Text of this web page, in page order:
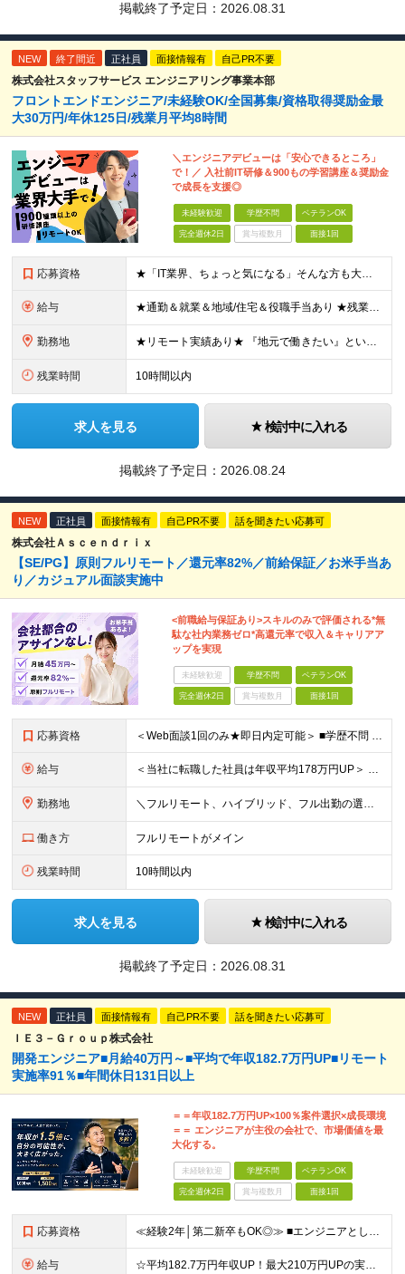
掲載終了予定日： 2026.08.31
NEW 終了間近 正社員 面接情報有 自己PR不要
株式会社スタッフサービス エンジニアリング事業本部
フロントエンドエンジニア/未経験OK/全国募集/資格取得奨励金最
大30万円/年休125日/残業月平均8時間
＼エンジニアデビューは「安心できるところ」
で！／ 入社前IT研修＆900もの学習講座＆奨励金
で成長を支援◎
未経験歓迎 学歴不問 ベテランOK
完全週休2日 賞与複数月 面接1回
応募資格 ★「IT業界、ちょっと気になる」そんな方も大歓迎！ ■学歴不問 ■未経験・第二新卒歓迎 ■知識・経験はこれから身につけていければOK！ □■ステップアップ■□ 社内システム開発やインフラ構築などジャ
給与 ★通勤＆就業＆地域/住宅＆役職手当あり ★残業代は全額支給 ★選べる給与制度あり！ ■東京・神奈川・千葉・埼玉勤務の場合 月給24.5万円～55万円＋諸手当 （残業代は全額支給） (20,000円の
勤務地 ★リモート実績あり★ 『地元で働きたい』という希望に、業界トップクラス約7,000件の取引事業所数、90,000件以上のプロジェクトから検討をいたします。 全国の取引先での就業となります（沖縄を除
残業時間 10時間以内
求人を見る 検討中に入れる
掲載終了予定日： 2026.08.24
NEW 正社員 面接情報有 自己PR不要 話を聞きたい応募可
株式会社Ａｓｃｅｎｄｒｉｘ
【SE/PG】原則フルリモート／還元率82%／前給保証／お米手当あ
り／カジュアル面談実施中
<前職給与保証あり>スキルのみで評価される*無
駄な社内業務ゼロ*高還元率で収入＆キャリアア
ップを実現
未経験歓迎 学歴不問 ベテランOK
完全週休2日 賞与複数月 面接1回
応募資格 ＜Web面談1回のみ★即日内定可能＞ ■学歴不問 ■エンジニアとしての実務経験1年以上 （開発・インフラ・技術・工程など不問）
給与 ＜当社に転職した社員は年収平均178万円UP＞ 月給45万円～120万円＋賞与＋各手当 ※経験・能力などを考慮の上、決定します ※案件の契約内容（月単金など）や昇給、賞与額はすべてシステム上で開示し
勤務地 ＼フルリモート、ハイブリッド、フル出勤の選択可＆帰社日なし／ 【下記エリアを中心とするクライアント先または自宅にて勤務】 ■首都圏：東京・埼玉・千葉・神奈川 ■関西：大阪・兵庫・京都・滋賀・奈良・和
働き方 フルリモートがメイン
残業時間 10時間以内
求人を見る 検討中に入れる
掲載終了予定日： 2026.08.31
NEW 正社員 面接情報有 自己PR不要 話を聞きたい応募可
ＩＥ３－Ｇｒｏｕｐ株式会社
開発エンジニア■月給40万円～■平均で年収182.7万円UP■リモート
実施率91％■年間休⽇131⽇以上
＝＝年収182.7万円UP×100％案件選択×成長環境
＝＝ エンジニアが主役の会社で、市場価値を最
大化する。
未経験歓迎 学歴不問 ベテランOK
完全週休2日 賞与複数月 面接1回
応募資格 ≪経験2年│第二新卒もOK◎≫ ■エンジニアとして実務経験をお持ちの方（2年以上） ■学歴不問 ＼意欲重視の採用です／ 「経歴に自信がない」という方も、 "今後挑戦したいこと""スキルアップしたいこ
給与 ☆平均182.7万円年収UP！最大210万円UPの実績もあり ☆スキルにより月給100万円スタートも可能◎ 月給40万円～100万円＋決算賞与＋各種手当 ～給与イメージ～ ■経験2年以上…月給40